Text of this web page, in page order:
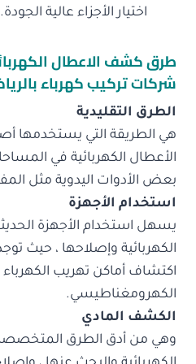
اختيار الأجزاء عالية الجودة.
طرق كشف الاعطال
شركاتتركيب كهرباء
الطرق التقليدية
هي الطريقة التي يستخدمها
الأعطال الكهربائية في
بعض الأدوات اليدوية مثل
استخدام الأجهزة
يسهل استخدام الأجهزة
الكهربائية وإصلاحها ، حيث
اكتشاف أماكن تهريب الكهرباء
الكهرومغناطيسي.
الكشف المادي
وهي من أدق الطرق